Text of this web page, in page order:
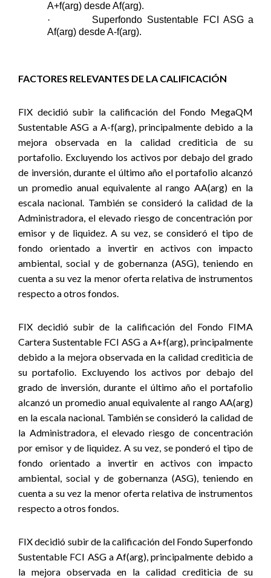
A+f(arg) desde Af(arg).
·
Superfondo Sustentable FCI ASG a
Af(arg) desde A-f(arg).
FACTORES RELEVANTES DE LA CALIFICACIÓN
FIX decidió subir la calificación del Fondo MegaQM
Sustentable ASG a A-f(arg),principalmente debido a la
mejora observada en la calidad crediticia de su
portafolio. Excluyendo los activos por debajo del grado
de inversión, durante el último año el portafolio alcanzó
un promedio anual equivalente al rango AA(arg) en la
escala nacional. También se consideróla calidad de la
Administradora, el elevado riesgo de concentración por
emisor y de liquidez. A su vez, se consideró el tipo de
fondo orientado a invertir en activos con impacto
ambiental, social y de gobernanza (ASG), teniendo en
cuenta a su vez la menor oferta relativa de instrumentos
respecto a otros fondos.
FIX decidió subir de la calificación del Fondo FIMA
Cartera Sustentable FCI ASG a A+f(arg), principalmente
debido a la mejora observada en la calidad crediticia de
su portafolio. Excluyendo los activos por debajo del
grado de inversión, durante el último año el portafolio
alcanzó un promedio anual equivalente al rango AA(arg)
en la escala nacional. También se consideró la calidad de
la Administradora, el elevado riesgo de concentración
por emisor y de liquidez. A su vez, se ponderó el tipo de
fondo orientado a invertir en activos con impacto
ambiental, social y de gobernanza (ASG), teniendo en
cuenta a su vez la menor oferta relativa de instrumentos
respecto a otros fondos.
FIX decidió subir de la calificación del FondoSuperfondo
Sustentable FCI ASGa Af(arg), principalmente debido a
la mejora observada en la calidad crediticia de su